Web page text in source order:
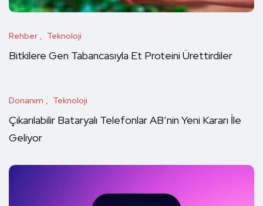
Rehber Teknoloji
Bitkilere Gen Tabancasıyla Et Proteini Ürettirdiler
Donanım Teknoloji
Çıkarılabilir Bataryalı Telefonlar AB’nin Yeni Kararı İle
Geliyor